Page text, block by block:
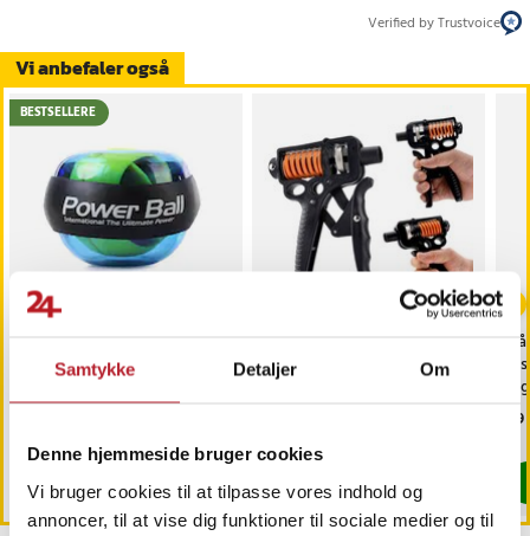
Samtykke Detaljer Om
Denne hjemmeside bruger cookies
Vi bruger cookies til at tilpasse vores indhold og
annoncer, til at vise dig funktioner til sociale medier og til
Vi anbefaler også
BESTSELLERE
håndled og underarme
Køb
Justerbar med stålfjeder
Køb
Verified by Trustvoice